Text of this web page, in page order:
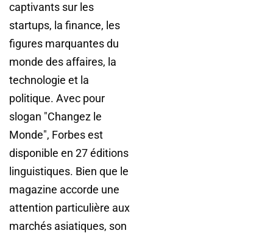
captivants sur les
startups, la finance, les
figures marquantes du
monde des affaires, la
technologie et la
politique. Avec pour
slogan "Changez le
Monde", Forbes est
disponible en 27 éditions
linguistiques. Bien que le
magazine accorde une
attention particulière aux
marchés asiatiques, son